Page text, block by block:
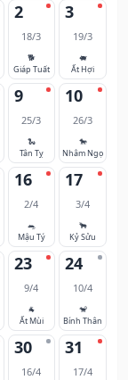
2
18/3
🐕
Giáp Tuất
3
19/3
🐖
Ất Hợi
9
25/3
🐍
Tân Tỵ
10
26/3
🐎
Nhâm Ngọ
16
2/4
🐀
Mậu Tý
17
3/4
🐂
Kỷ Sửu
23
9/4
🐐
Ất Mùi
24
10/4
🐒
Bính Thân
30
16/4
31
17/4